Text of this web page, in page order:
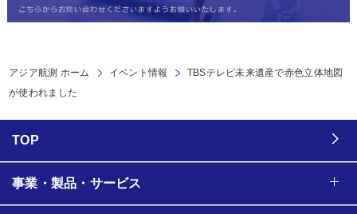
アジア航測 ホーム イベント情報
TBSテレビ未来遺産で赤色立体地図
が使われました
TOP
事業・製品・サービス